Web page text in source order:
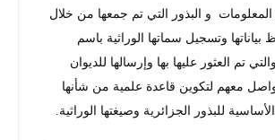
و البذور التي تم جمعها من خلال
وتسجيل سماتها الوراثية باسم
تم العثور عليها بها وإرسالها للديوان
معهم لتكوين قاعدة علمية من شأنها
للبذور الجزائرية وصيغتها الوراثية.